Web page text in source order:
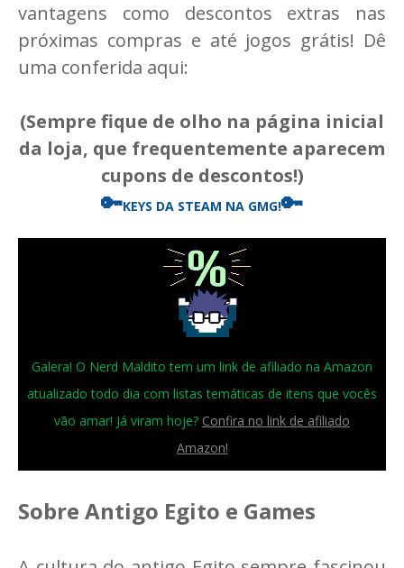
vantagens como descontos extras nas
próximas compras e até jogos grátis! Dê
uma conferida aqui:
(Sempre fique de olho na página inicial
da loja, que frequentemente aparecem
cupons de descontos!)
🔑KEYS DA STEAM NA GMG!🔑
Galera! O Nerd Maldito tem um link de afiliado na Amazon
atualizado todo dia com listas temáticas de itens que vocês
vão amar! Já viram hoje? Confira no link de afiliado
Amazon!
Sobre Antigo Egito e Games